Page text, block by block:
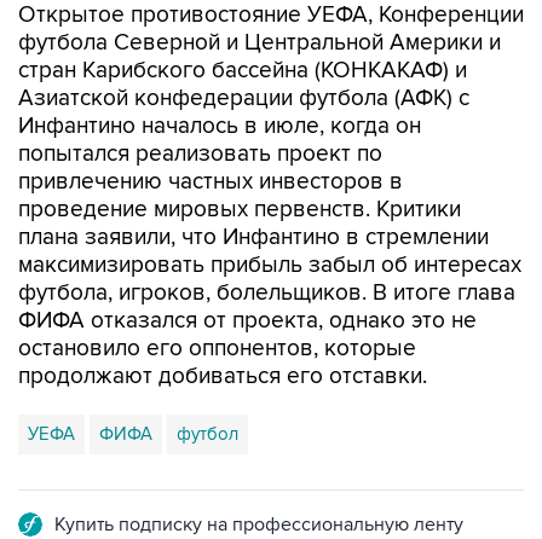
Открытое противостояние УЕФА, Конференции
футбола Северной и Центральной Америки и
стран Карибского бассейна (КОНКАКАФ) и
Азиатской конфедерации футбола (АФК) с
Инфантино началось в июле, когда он
попытался реализовать проект по
привлечению частных инвесторов в
проведение мировых первенств. Критики
плана заявили, что Инфантино в стремлении
максимизировать прибыль забыл об интересах
футбола, игроков, болельщиков. В итоге глава
ФИФА отказался от проекта, однако это не
остановило его оппонентов, которые
продолжают добиваться его отставки.
УЕФА ФИФА футбол
Купить подписку на профессиональную ленту